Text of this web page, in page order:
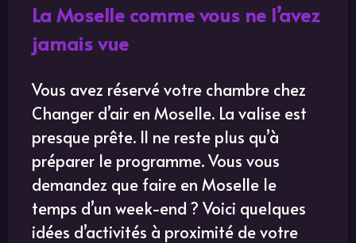
La Moselle comme vous ne l’avez
jamais vue
Vous avez réservé votre chambre chez
Changer d’air en Moselle. La valise est
presque prête. Il ne reste plus qu’à
préparer le programme. Vous vous
demandez que faire en Moselle le
temps d’un week-end ? Voici quelques
idées d’activités à proximité de votre